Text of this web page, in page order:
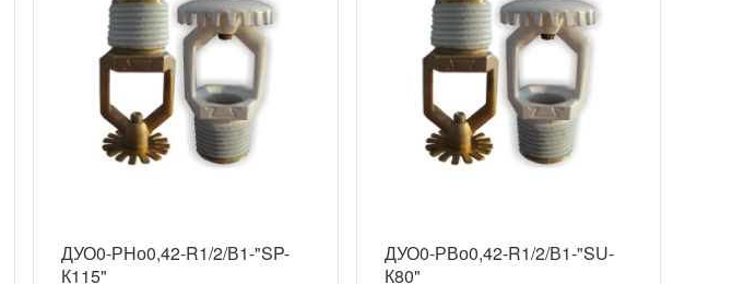
ДУО0-РHо0,42-R1/2/В1-"SP-
К115"
ДУО0-РВо0,42-R1/2/В1-"SU-
К80"